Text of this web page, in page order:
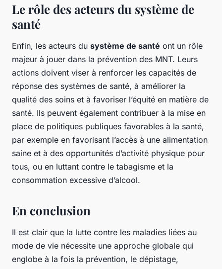
Le rôle des acteurs du système de
santé
Enfin, les acteurs du système de santé ont un rôle
majeur à jouer dans la prévention des MNT. Leurs
actions doivent viser à renforcer les capacités de
réponse des systèmes de santé, à améliorer la
qualité des soins et à favoriser l’équité en matière de
santé. Ils peuvent également contribuer à la mise en
place de politiques publiques favorables à la santé,
par exemple en favorisant l’accès à une alimentation
saine et à des opportunités d’activité physique pour
tous, ou en luttant contre le tabagisme et la
consommation excessive d’alcool.
En conclusion
Il est clair que la lutte contre les maladies liées au
mode de vie nécessite une approche globale qui
englobe à la fois la prévention, le dépistage,